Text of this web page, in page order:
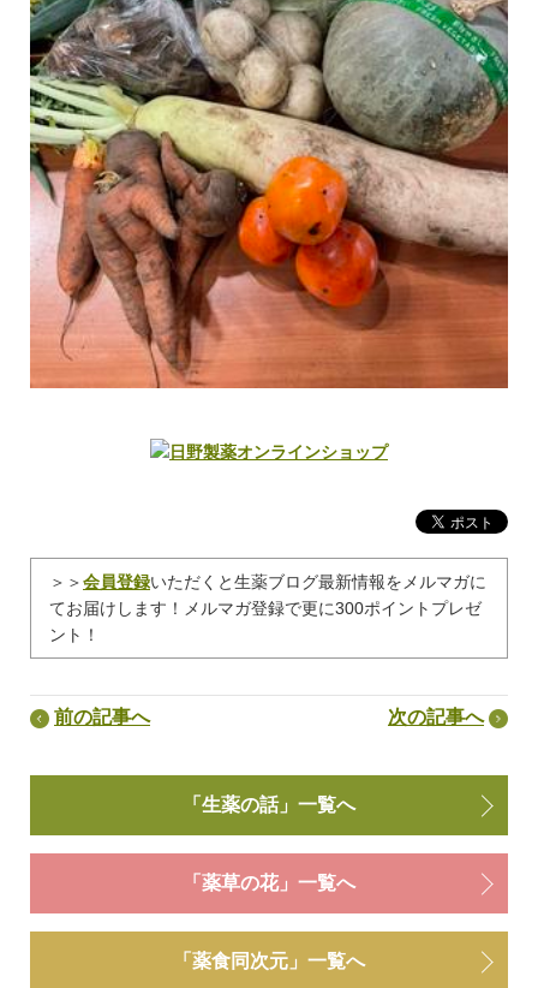
＞＞会員登録いただくと生薬ブログ最新情報をメルマガに
てお届けします！メルマガ登録で更に300ポイントプレゼ
ント！
前の記事へ 次の記事へ
「生薬の話」一覧へ
「薬草の花」一覧へ
「薬食同次元」一覧へ